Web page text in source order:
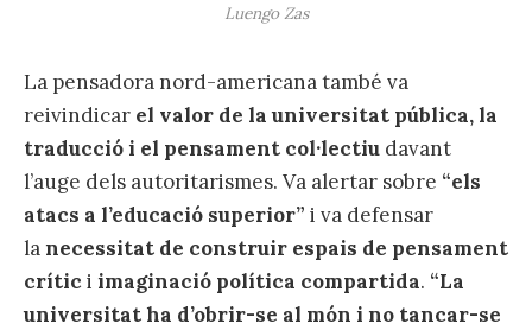
Luengo Zas
La pensadora nord-americana també va
reivindicar el valor de la universitat pública, la
traducció i el pensament col·lectiu davant
l’auge dels autoritarismes. Va alertar sobre “els
atacs a l’educació superior” i va defensar
lanecessitat de construir espais de pensament
crítici imaginació política compartida. “La
universitat ha d’obrir-se al món i no tancar-se